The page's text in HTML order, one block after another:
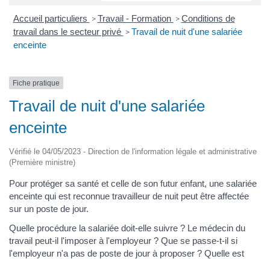
Accueil particuliers > Travail - Formation > Conditions de
travail dans le secteur privé > Travail de nuit d'une salariée
enceinte
Fiche pratique
Travail de nuit d'une salariée
enceinte
Vérifié le 04/05/2023 - Direction de l'information légale et administrative
(Première ministre)
Pour protéger sa santé et celle de son futur enfant, une salariée
enceinte qui est reconnue travailleur de nuit peut être affectée
sur un poste de jour.
Quelle procédure la salariée doit-elle suivre ? Le médecin du
travail peut-il l'imposer à l'employeur ? Que se passe-t-il si
l'employeur n'a pas de poste de jour à proposer ? Quelle est